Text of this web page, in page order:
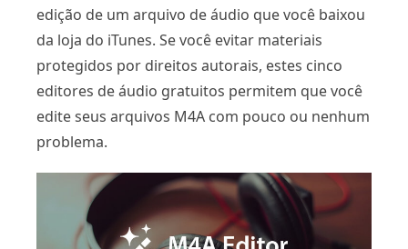
edição de um arquivo de áudio que você baixou
da loja do iTunes. Se você evitar materiais
protegidos por direitos autorais, estes cinco
editores de áudio gratuitos permitem que você
edite seus arquivos M4A com pouco ou nenhum
problema.